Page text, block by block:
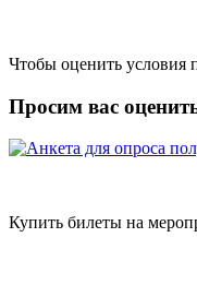
Чтобы оценить условия
Просим вас
Купить билеты на